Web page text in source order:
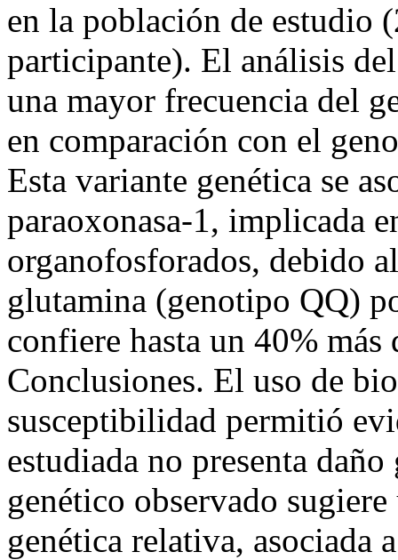
en la población de estudio
participante). El análisis
una mayor frecuencia del
en comparación con el
Esta variante genética se
paraoxonasa-1, implicada
organofosforados, debido
glutamina (genotipo QQ)
confiere hasta un 40%
Conclusiones. El uso de
susceptibilidad permitió
estudiada no presenta
genético observado
genética relativa, asociada